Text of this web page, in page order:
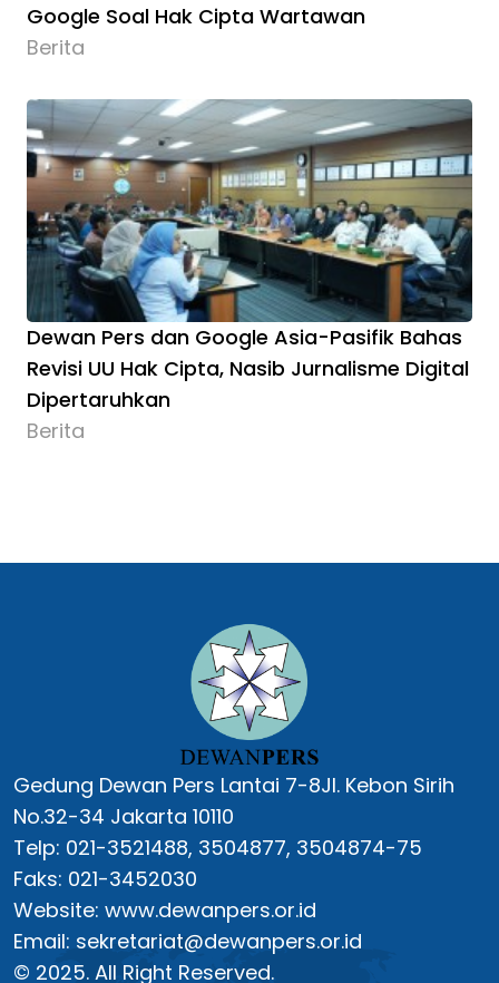
Google Soal Hak Cipta Wartawan
Berita
Dewan Pers dan Google Asia-Pasifik Bahas
Revisi UU Hak Cipta, Nasib Jurnalisme Digital
Dipertaruhkan
Berita
Gedung Dewan Pers Lantai 7-8Jl. Kebon Sirih
No.32-34 Jakarta 10110
Telp: 021-3521488, 3504877, 3504874-75
Faks: 021-3452030
Website: www.dewanpers.or.id
Email: sekretariat@dewanpers.or.id
© 2025. All Right Reserved.